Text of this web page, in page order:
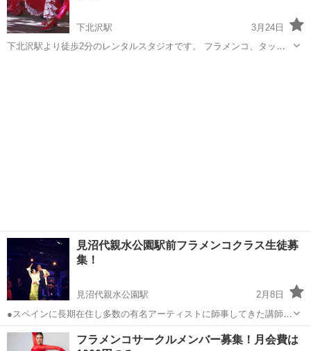
下北沢駅
3月24日
下北沢駅より徒歩2分のレンタルスタジオです。 フラメンコ、タップ
見沼代親水公園駅前フラメンコクラス生徒募
集！
見沼代親水公園駅
2月8日
●スペインに長期在住し多数の有名アーティストに師事してきた講師の
直接指導。 ●4回/月で8000円の低価格。 ●ちょっと身体を動かしたい
人から、ちょっと真剣に習いたい人まで、幅広く徹底サポート。 毎週
東京 足立区 見沼代親水公園駅 フラメンコ クラス
フラメンコサークルメンバー募集！月会費は